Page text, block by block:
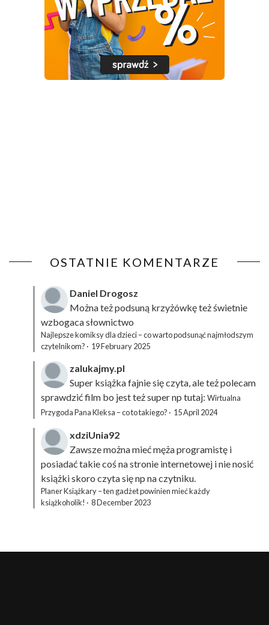
OSTATNIE KOMENTARZE
Daniel Drogosz
Można też podsuną krzyżówkęteż świetnie
wzbogaca słownictwo
Najlepsze komiksy dla dzieci – co warto podsunąć najmłodszym
czytelnikom? · 19 February 2025
zalukajmy.pl
Super książka fajnie się czyta, ale też polecam
sprawdzić film bo jest też super np tutaj: Wirtualna
Przygoda Pana Kleksa – co to takiego? · 15 April 2024
xdziUnia92
Zawsze można mieć męża programistę i
posiadać takie coś na stronie internetowej i nie nosić
książki skoro czyta się np na czytniku.
Planer Książkary – ten gadżet powinien mieć każdy
książkoholik! · 8 December 2023